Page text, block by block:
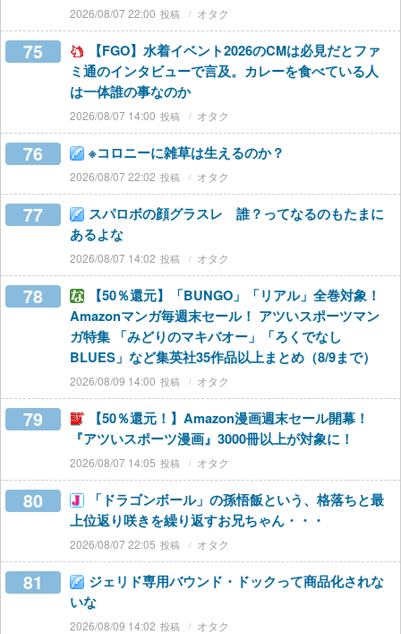
2026/08/07 22:00 オタク
75
【FGO】水着イベント2026のCMは必見だとファ
ミ通のインタビューで言及。カレーを食べている人
は一体誰の事なのか
2026/08/07 14:00 オタク
76 ※コロニーに雑草は生えるのか？
2026/08/07 22:02 オタク
77
スパロボの顔グラスレ 誰？ってなるのもたまに
あるよな
2026/08/07 14:02 オタク
78
【50％還元】「BUNGO」「リアル」全巻対象！
Amazonマンガ毎週末セール！ アツいスポーツマン
ガ特集 「みどりのマキバオー」「ろくでなし
BLUES」など集英社35作品以上まとめ（8/9まで）
2026/08/09 14:00 オタク
79
【50％還元！】Amazon漫画週末セール開幕！
『アツいスポーツ漫画』3000冊以上が対象に！
2026/08/07 14:05 オタク
80
「ドラゴンボール」の孫悟飯という、格落ちと最
上位返り咲きを繰り返すお兄ちゃん・・・
2026/08/07 22:05 オタク
81
ジェリド専用バウンド・ドックって商品化されな
いな
2026/08/09 14:02 オタク